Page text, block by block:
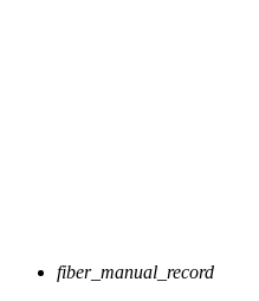
fiber_manual_record